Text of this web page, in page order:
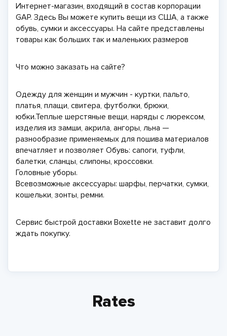
Интернет-магазин, входящий в состав корпорации
GAP. Здесь Вы можете купить вещи из США, а также
обувь, сумки и аксессуары. На сайте представлены
товары как больших так и маленьких размеров
Что можно заказать на сайте?
Одежду для женщин и мужчин - куртки, пальто,
платья, плащи, свитера, футболки, брюки,
юбки.Теплые шерстяные вещи, наряды с люрексом,
изделия из замши, акрила, ангоры, льна —
разнообразие применяемых для пошива материалов
впечатляет и позволяет Обувь: сапоги, туфли,
балетки, сланцы, слипоны, кроссовки.
Головные уборы.
Всевозможные аксессуары: шарфы, перчатки, сумки,
кошельки, зонты, ремни.
Сервис быстрой доставки Boxette не заставит долго
ждать покупку.
Rates